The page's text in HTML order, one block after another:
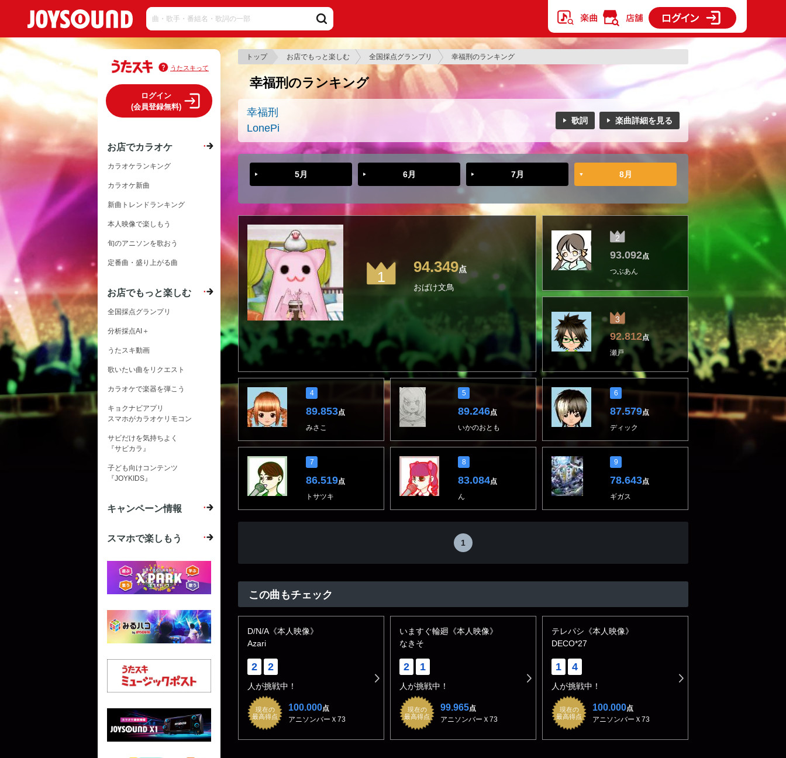
トップ お店でもっと楽しむ 全国採点グランプリ 幸福刑のランキング
幸福刑のランキング
幸福刑
LonePi
歌詞 楽曲詳細を見る
5月 6月 7月 8月
1
94.349点
おばけ文鳥
2
93.092点
つぶあん
3
92.812点
瀬戸
4
89.853点
みさこ
5
89.246点
いかのおとも
6
87.579点
ディック
7
86.519点
トサツキ
8
83.084点
ん
9
78.643点
ギガス
1
この曲もチェック
D/N/A《本人映像》
Azari
2 2
人が挑戦中！
現在の
最高得点
100.000点
アニソンバーＸ73
いますぐ輪廻《本人映像》
なきそ
2 1
人が挑戦中！
現在の
最高得点
99.965点
アニソンバーＸ73
テレパシ《本人映像》
DECO*27
1 4
人が挑戦中！
現在の
最高得点
100.000点
アニソンバーＸ73
うたスキって
ログイン
(会員登録無料)
お店でカラオケ
カラオケランキング
カラオケ新曲
新曲トレンドランキング
本人映像で楽しもう
旬のアニソンを歌おう
定番曲・盛り上がる曲
お店でもっと楽しむ
全国採点グランプリ
分析採点AI＋
うたスキ動画
歌いたい曲をリクエスト
カラオケで楽器を弾こう
キョクナビアプリ
スマホがカラオケリモコン
サビだけを気持ちよく
『サビカラ』
子ども向けコンテンツ
『JOYKIDS』
キャンペーン情報
スマホで楽しもう